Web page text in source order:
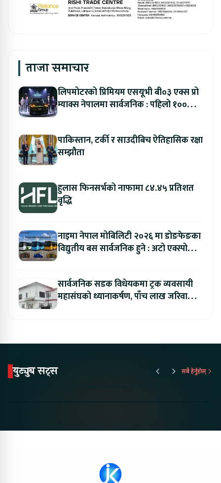
ताजा समाचार
लिपमोटरको प्रिमियम एसयूभी बी०३ एक्स प्रो
म्याक्स नेपालमा सार्वजनिक : पहिलो १००
पाकिस्तान, टर्की र साउदीबिच ऐतिहासिक रक्षा
सम्झौता
हुलास फिनसर्भको नाफामा ८४.४५ प्रतिशत
वृद्धि
नाइमा नेपाल मोबिलिटी २०२६ मा डोङफेङका
विद्युतीय बस सार्वजनिक हुने : अटो एक्स्पोमा
सार्वजनिक सडक विधेयकमा ट्रक व्यवसायी
महासंघको ध्यानाकर्षण, पाँच लाख जरिवाना
युट्युब सट्स सबै हेर्नुहोस्